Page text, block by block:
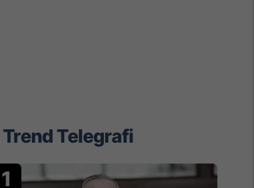
Trend Telegrafi